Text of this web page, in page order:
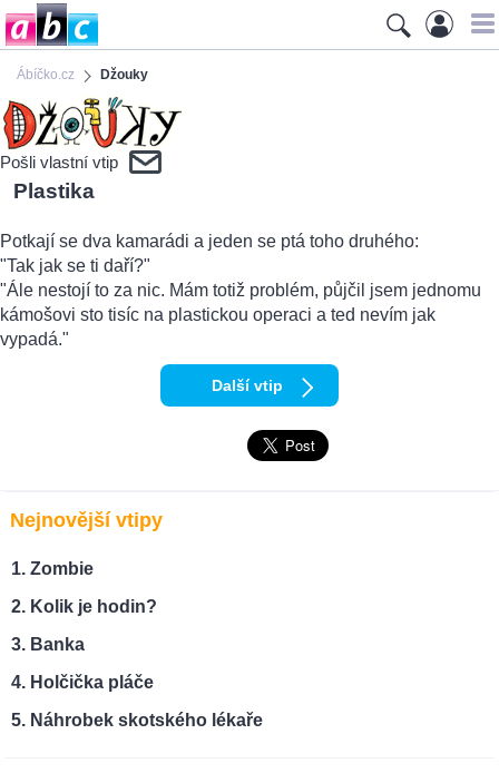
Ábíčko.cz Džouky
Pošli vlastní vtip
Plastika
Potkají se dva kamarádi a jeden se ptá toho druhého:
"Tak jak se ti daří?"
"Ále nestojí to za nic. Mám totiž problém, půjčil jsem jednomu
kámošovi sto tisíc na plastickou operaci a ted nevím jak
vypadá."
Další vtip
Nejnovější vtipy
Zombie
Kolik je hodin?
Banka
Holčička pláče
Náhrobek skotského lékaře